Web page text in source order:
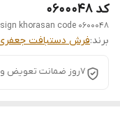
کد 0600048
khorasan code 0600048
برند:فرش دستبافت
7روز ضمانت تعویض و مرجوع کالا